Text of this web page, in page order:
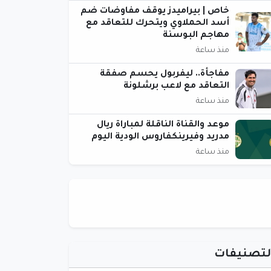
خاص | بيراميدز يوقف مفاوضات ضم
أسد الحملاوي ويتحرك للتعاقد مع
مهاجم البوسنة
منذ ساعة
مفاجأة.. ليفربول يحسم صفقة
التعاقد مع لاعب برشلونة
منذ ساعة
موعد والقناة الناقلة لمباراة ريال
مدريد وفيرينكفاروس الودية اليوم
منذ ساعة